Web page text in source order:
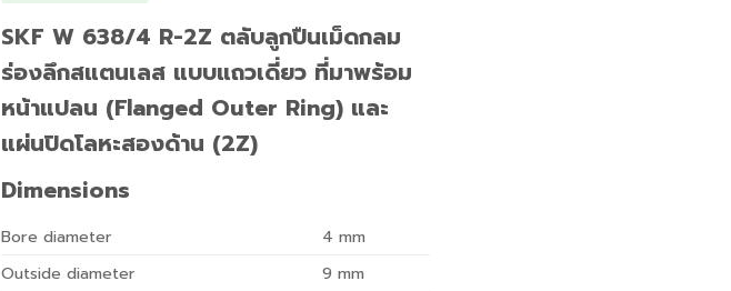
SKF W 638/4 R-2Z ตลับลูกปืนเม็ดกลม
ร่องลึกสแตนเลส แบบแถวเดี่ยว ที่มาพร้อม
หน้าแปลน (Flanged Outer Ring) และ
แผ่นปิดโลหะสองด้าน (2Z)
Dimensions
Bore diameter 4 mm
Outside diameter
9 mm